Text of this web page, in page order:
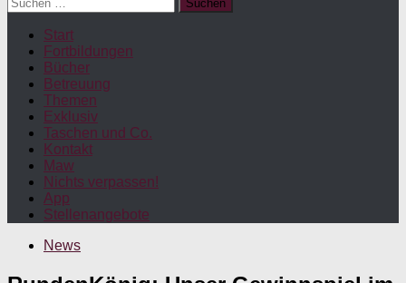
nach:
Start
Fortbildungen
Bücher
Betreuung
Themen
Exklusiv
Taschen und Co.
Kontakt
Maw
Nichts verpassen!
App
Stellenangebote
News